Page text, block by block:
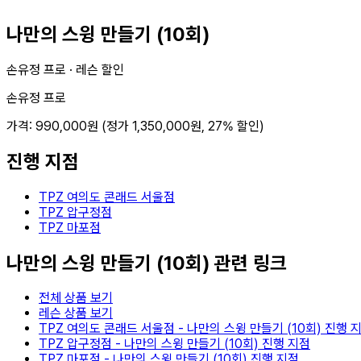
나만의 스윙 만들기 (10회)
손유정 프로 · 레슨 할인
손유정 프로
가격: 990,000원 (정가 1,350,000원, 27% 할인)
진행 지점
TPZ 여의도 콘래드 서울점
TPZ 압구정점
TPZ 마포점
나만의 스윙 만들기 (10회) 관련 링크
전체 상품 보기
레슨 상품 보기
TPZ 여의도 콘래드 서울점 - 나만의 스윙 만들기 (10회) 진행
TPZ 압구정점 - 나만의 스윙 만들기 (10회) 진행 지점